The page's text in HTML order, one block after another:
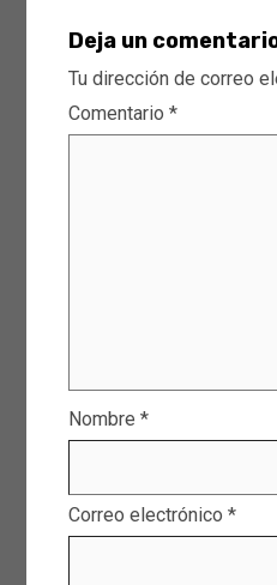
Deja un
Tu dirección de correo
Comentario *
Nombre *
Correo electrónico *